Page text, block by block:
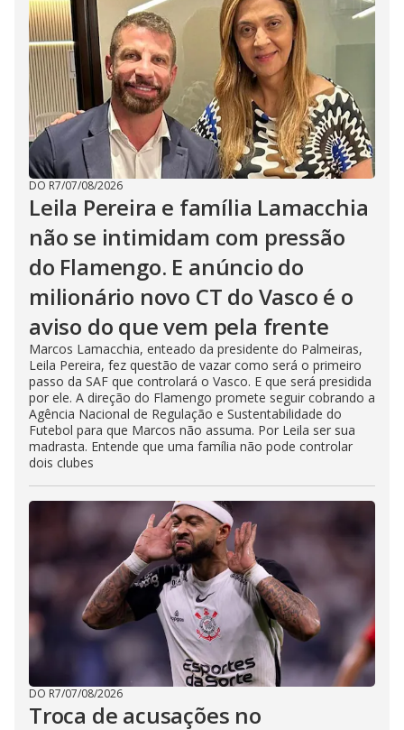
DO R7/07/08/2026
Leila Pereira e família Lamacchia
não se intimidam com pressão
do Flamengo. E anúncio do
milionário novo CT do Vasco é o
aviso do que vem pela frente
Marcos Lamacchia, enteado da presidente do Palmeiras,
Leila Pereira, fez questão de vazar como será o primeiro
passo da SAF que controlará o Vasco. E que será presidida
por ele. A direção do Flamengo promete seguir cobrando a
Agência Nacional de Regulação e Sustentabilidade do
Futebol para que Marcos não assuma. Por Leila ser sua
madrasta. Entende que uma família não pode controlar
dois clubes
DO R7/07/08/2026
Troca de acusações no